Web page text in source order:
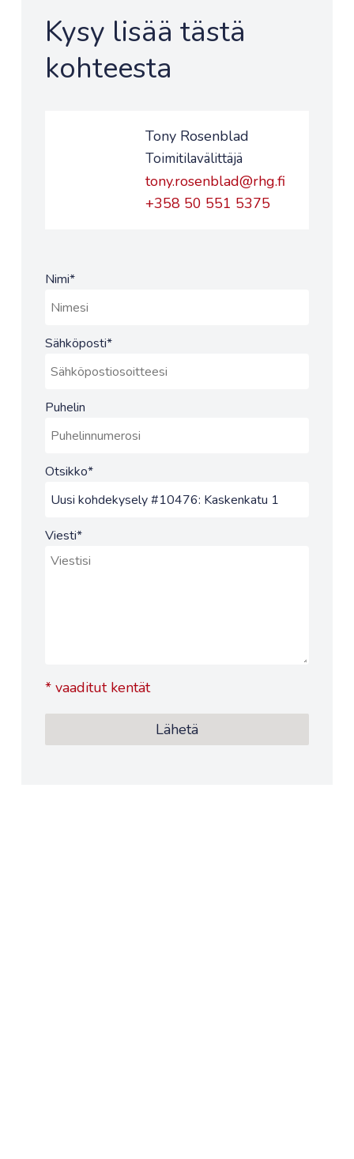
Kysy lisää tästä
kohteesta
Tony Rosenblad
Toimitilavälittäjä
tony.rosenblad@rhg.fi
+358 50 551 5375
Nimi*
Sähköposti*
Puhelin
Otsikko*
Viesti*
*vaaditut kentät